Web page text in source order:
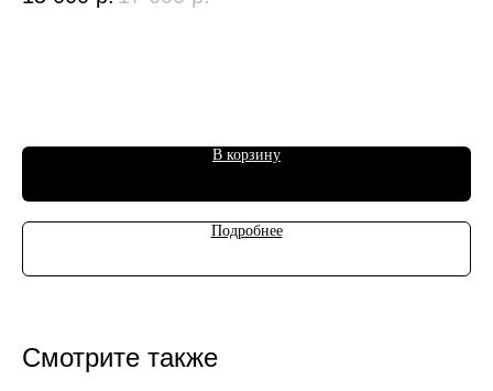
В корзину
Подробнее
Смотрите также